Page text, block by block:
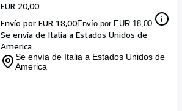
EUR 20,00
Envío por EUR 18,00Envío por EUR 18,00
Se envía de Italia a Estados Unidos de
America
Se envía de Italia a Estados Unidos de
America